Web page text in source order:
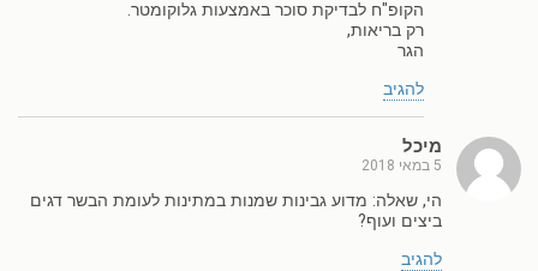
הקופ"ח לבדיקת סוכר באמצעות גלוקומטר.
רק בריאות,
הגר
להגיב
מיכל
5 במאי 2018
הי, שאלה: מדוע גבינות שמנות במתינות לעומת הבשר דגים
ביצים ועוף?
להגיב